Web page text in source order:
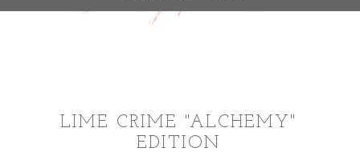
LIME CRIME "ALCHEMY"
EDITION